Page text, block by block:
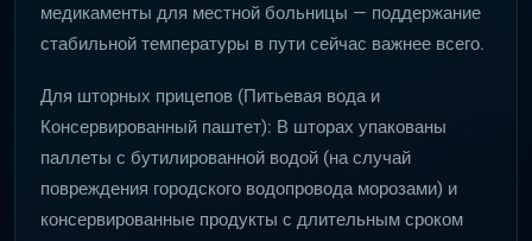
медикаменты для местной больницы — поддержание
стабильной температуры в пути сейчас важнее всего.
Для шторных прицепов (Питьевая вода и
Консервированный паштет): В шторах упакованы
паллеты с бутилированной водой (на случай
повреждения городского водопровода морозами) и
консервированные продукты с длительным сроком